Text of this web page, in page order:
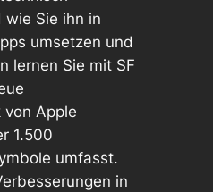
Sie ihn in
umsetzen und
lernen Sie mit SF
Apple
1.500
umfasst.
in